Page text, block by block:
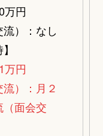
万円
）：なし
万円
）：月２
面会交